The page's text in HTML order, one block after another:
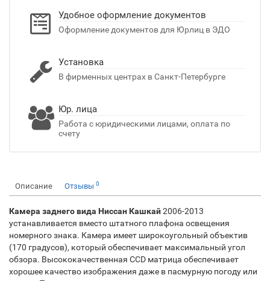
Удобное оформление документов
Оформление документов для Юрлиц в ЭДО
Установка
В фирменных центрах в Санкт-Петербурге
Юр. лица
Работа с юридическими лицами, оплата по
счету
Описание Отзывы 0
Камера заднего вида Ниссан Кашкай2006-2013
устанавливается вместо штатного плафона освещения
номерного знака. Камера имеет широкоугольный объектив
(170 градусов), который обеспечивает максимальный угол
обзора. Высококачественная CCD матрица обеспечивает
хорошее качество изображения даже в пасмурную погоду или